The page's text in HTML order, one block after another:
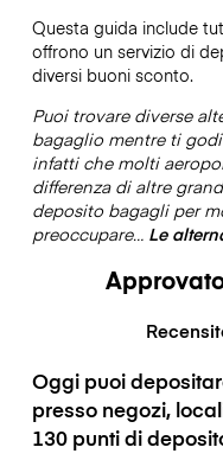
Questa guida include
offrono un servizio di
diversi buoni sconto.
Puoi trovare diverse
bagaglio mentre ti
infatti che molti
differenza di altre
deposito bagagli per
preoccupare… Le
Oggi puoi
presso negozi,
130 punti di